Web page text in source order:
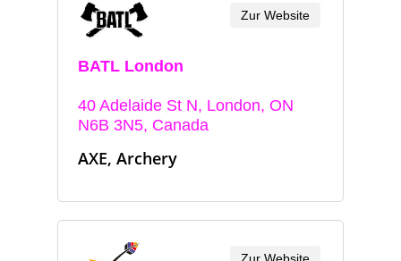
BATL London
40 Adelaide St N, London, ON
N6B 3N5, Canada
AXE, Archery
Zur Website